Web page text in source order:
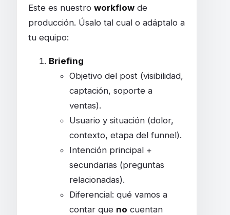
Este es nuestro workflowde
producción. Úsalo tal cual o adáptalo a
tu equipo:
Briefing
Objetivo del post (visibilidad,
captación, soporte a
ventas).
Usuario y situación (dolor,
contexto, etapa del funnel).
Intención principal +
secundarias (preguntas
relacionadas).
Diferencial: qué vamos a
contar que no cuentan